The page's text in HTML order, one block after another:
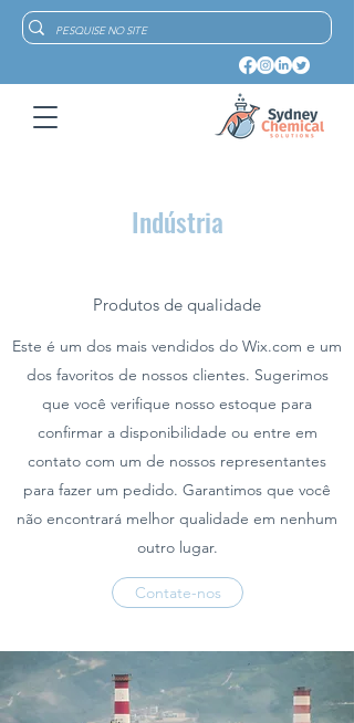
Indústria
Produtos de qualidade
Este é um dos mais vendidos do Wix.com e um
dos favoritos de nossos clientes. Sugerimos
que você verifique nosso estoque para
confirmar a disponibilidade ou entre em
contato com um de nossos representantes
para fazer um pedido. Garantimos que você
não encontrará melhor qualidade em nenhum
outro lugar.
Contate-nos